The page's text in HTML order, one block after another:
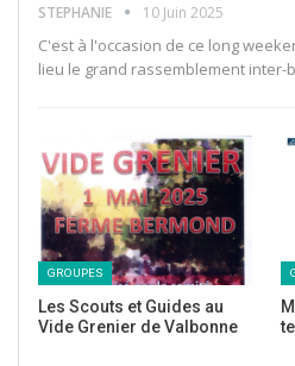
STEPHANIE 10 Juin 2025
C'est à l'occasion de ce long
lieu le grand rassemblement inter-
GROUPES
Les Scouts et Guides au
Vide Grenier de Valbonne